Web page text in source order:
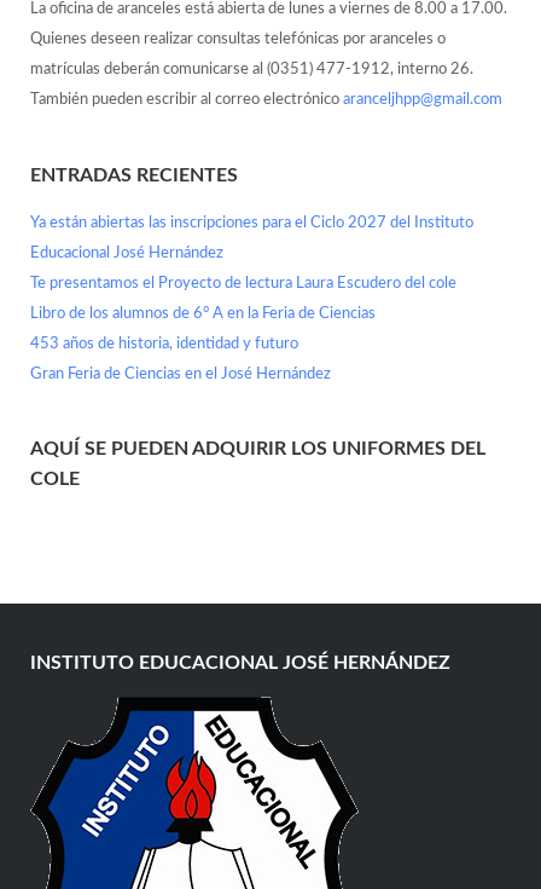
La oficina de aranceles está abierta de lunes a viernes de 8.00 a 17.00.
Quienes deseen realizar consultas telefónicas por aranceles o
matrículas deberán comunicarse al (0351) 477-1912, interno 26.
También pueden escribir al correo electrónico aranceljhpp@gmail.com
ENTRADAS RECIENTES
Ya están abiertas las inscripciones para el Ciclo 2027 del Instituto
Educacional José Hernández
Te presentamos el Proyecto de lectura Laura Escudero del cole
Libro de los alumnos de 6° A en la Feria de Ciencias
453 años de historia, identidad y futuro
Gran Feria de Ciencias en el José Hernández
AQUÍ SE PUEDEN ADQUIRIR LOS UNIFORMES DEL
COLE
INSTITUTO EDUCACIONAL JOSÉ HERNÁNDEZ